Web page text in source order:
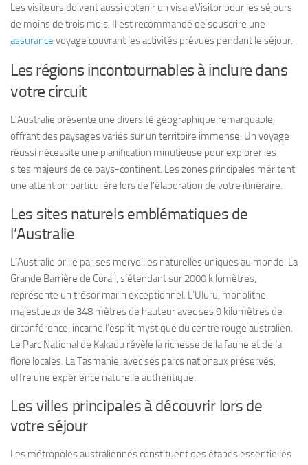
Les visiteurs doivent aussi obtenir un visa eVisitor pour les séjours
de moins de trois mois. Il est recommandé de souscrire une
assurance voyage couvrant les activités prévues pendant le séjour.
Les régions incontournables à inclure dans
votre circuit
L’Australie présente une diversité géographique remarquable,
offrant des paysages variés sur un territoire immense. Un voyage
réussi nécessite une planification minutieuse pour explorer les
sites majeurs de ce pays-continent. Les zones principales méritent
une attention particulière lors de l’élaboration de votre itinéraire.
Les sites naturels emblématiques de
l’Australie
L’Australie brille par ses merveilles naturelles uniques au monde. La
Grande Barrière de Corail, s’étendant sur 2000 kilomètres,
représente un trésor marin exceptionnel. L’Uluru, monolithe
majestueux de 348 mètres de hauteur avec ses 9 kilomètres de
circonférence, incarne l’esprit mystique du centre rouge australien.
Le Parc National de Kakadu révèle la richesse de la faune et de la
flore locales. La Tasmanie, avec ses parcs nationaux préservés,
offre une expérience naturelle authentique.
Les villes principales à découvrir lors de
votre séjour
Les métropoles australiennes constituent des étapes essentielles